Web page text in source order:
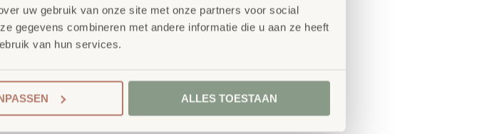
uw gebruik van onze site met onze partners voor social
gegevens combineren met andere informatie die u aan ze heeft
van hun services.
ALLES TOESTAAN